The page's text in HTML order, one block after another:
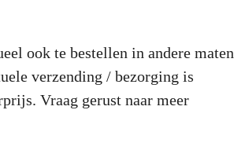
ook te bestellen in andere maten
verzending / bezorging is
Vraag gerust naar meer